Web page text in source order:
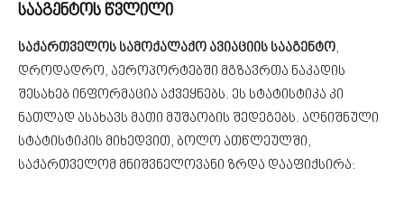
სააგენტოს წვლილი
საქართველოს სამოქალაქო ავიაციის სააგენტო,
დროდადრო, აეროპორტებში მგზავრთა ნაკადის
შესახებ ინფორმაცია აქვეყნებს. ეს სტატისტიკა კი
ნათლად ასახავს მათი მუშაობის შედეგებს. აღნიშნული
სტატისტიკის მიხედვით, ბოლო ათწლეულში,
საქართველომ მნიშვნელოვანი ზრდა დააფიქსირა: